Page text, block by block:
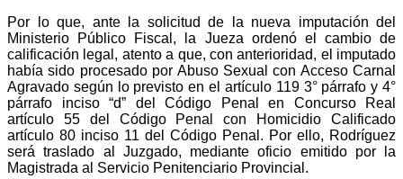
Por lo que, ante la solicitud de la nueva imputación del
Ministerio Público Fiscal, la Jueza ordenó el cambio de
calificación legal, atento a que, con anterioridad, el imputado
había sido procesado por Abuso Sexual con Acceso Carnal
Agravado según lo previsto en el artículo 119 3° párrafo y 4°
párrafo inciso “d” del Código Penal en Concurso Real
artículo 55 del Código Penal con Homicidio Calificado
artículo 80 inciso 11 del Código Penal. Por ello, Rodríguez
será traslado al Juzgado, mediante oficio emitido por la
Magistrada al Servicio Penitenciario Provincial.